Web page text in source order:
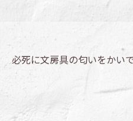
必死に文房具の匂いをかい